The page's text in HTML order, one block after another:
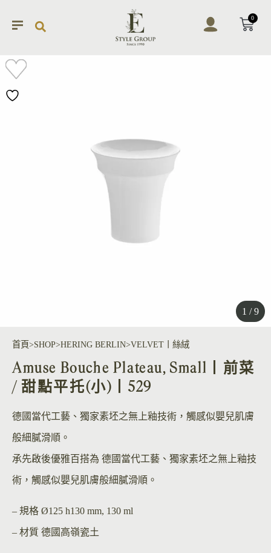
0
1 / 9
首頁 SHOP HERING BERLIN VELVET丨絲絨
Amuse Bouche Plateau, Small丨前菜
/ 甜點平托(小)丨529
德國當代工藝、獨家素坯之無上釉技術，觸感似嬰兒肌膚
般細膩滑順。
承先啟後優雅百搭為 德國當代工藝、獨家素坯之無上釉技
術，觸感似嬰兒肌膚般細膩滑順。
– 規格 Ø125 h130 mm, 130 ml
– 材質 德國高嶺瓷土